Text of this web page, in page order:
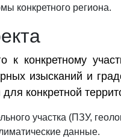
конкретного региона.
конкретному
изысканий и
конкретной
участка (ПЗУ,
данные.